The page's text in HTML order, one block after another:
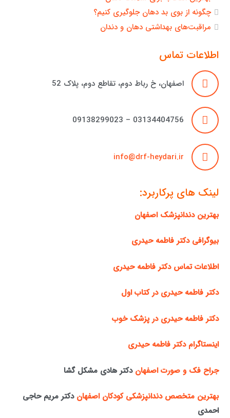
چگونه از بوی بد دهان جلوگیری کنیم؟
مراقبت‌های بهداشتی دهان و دندان
اطلاعات تماس
اصفهان، خ رباط دوم، تقاطع دوم، پلاک 52
03134404756 – 09138299023
info@drf-heydari.ir
لینک های پرکاربرد:
بهترین دندانپزشک اصفهان
بیوگرافی دکتر فاطمه حیدری
اطلاعات تماس دکتر فاطمه حیدری
دکتر فاطمه حیدری در کتاب اول
دکتر فاطمه حیدری در پزشک خوب
اینستاگرام دکتر فاطمه حیدری
جراح فک و صورت اصفهان دکتر هادی مشکل گشا
بهترین متخصص دندانپزشکی کودکان اصفهان دکتر مریم حاجی
احمدی